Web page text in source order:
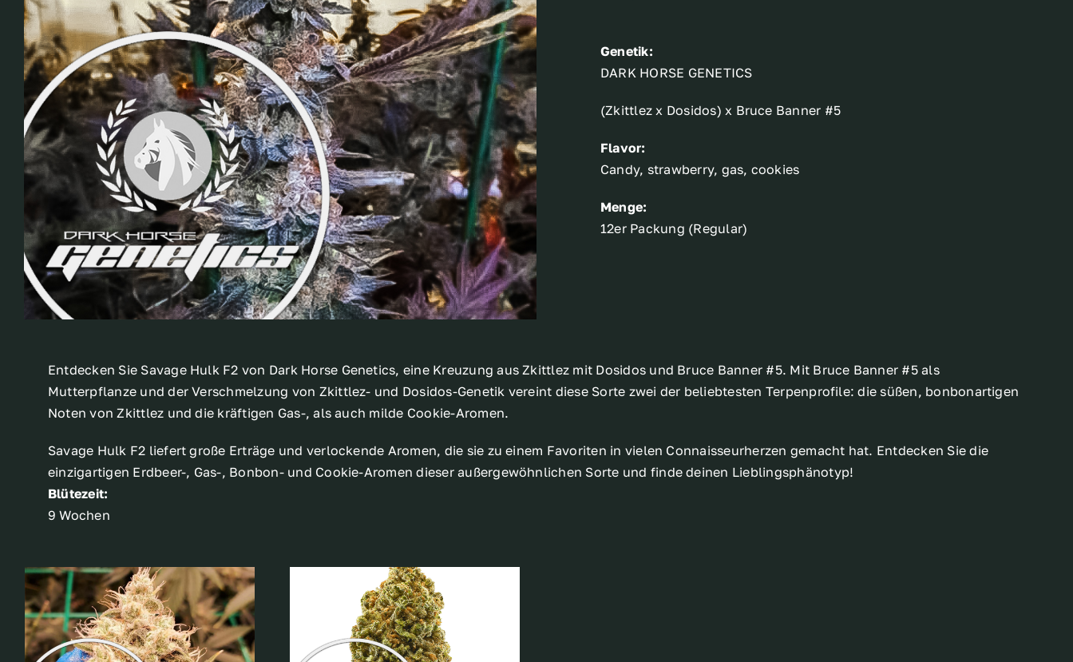
Genetik:
DARK HORSE GENETICS
(Zkittlez x Dosidos) x Bruce Banner #5
Flavor:
Candy, strawberry, gas, cookies
Menge:
12er Packung (Regular)
Entdecken Sie Savage Hulk F2 von Dark Horse Genetics, eine Kreuzung aus Zkittlez mit Dosidos und Bruce Banner #5. Mit Bruce Banner #5 als
Mutterpflanze und der Verschmelzung von Zkittlez- und Dosidos-Genetik vereint diese Sorte zwei der beliebtesten Terpenprofile: die süßen, bonbonartigen
Noten von Zkittlez und die kräftigen Gas-, als auch milde Cookie-Aromen.
Savage Hulk F2 liefert große Erträge und verlockende Aromen, die sie zu einem Favoriten in vielen Connaisseurherzen gemacht hat. Entdecken Sie die
einzigartigen Erdbeer-, Gas-, Bonbon- und Cookie-Aromen dieser außergewöhnlichen Sorte und finde deinen Lieblingsphänotyp!
Blütezeit:
9 Wochen